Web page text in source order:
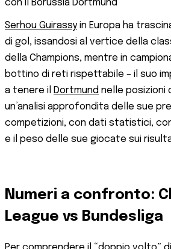
con il Borussia Dortmund
Serhou Guirassyin Europa ha
di gol, issandosi al vertice della
della Champions, mentre in
bottino di reti rispettabile – il suo
a tenere il Dortmund nelle posizioni
un’analisi approfondita delle sue
competizioni, con dati statistici,
e il peso delle sue giocate sui
Numeri a confronto:
League vs Bundesliga